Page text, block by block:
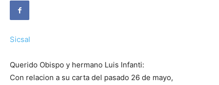
Sicsal
Querido Obispo y hermano Luis Infanti:
Con relacion a su carta del pasado 26 de mayo,